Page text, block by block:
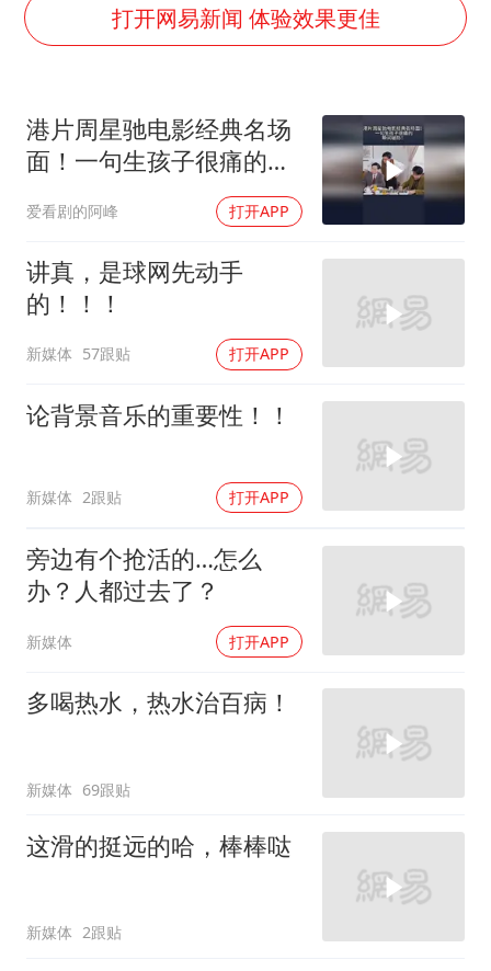
云南一男子胃中取出180颗铁钉
景区回应“麦积山石窟看完需2000元”
曹颖儿子首次演长剧
奋力开创中国式现代化建设新局面
打开网易新闻 体验效果更佳
港片周星驰电影经典名场
面！一句生孩子很痛的，
爱看剧的阿峰 打开APP
讲真，是球网先动手
的！！！
新媒体 57跟贴 打开APP
论背景音乐的重要性！！
新媒体 2跟贴 打开APP
旁边有个抢活的…怎么
办？人都过去了？
新媒体 打开APP
多喝热水，热水治百病！
新媒体 69跟贴
这滑的挺远的哈，棒棒哒
新媒体 2跟贴